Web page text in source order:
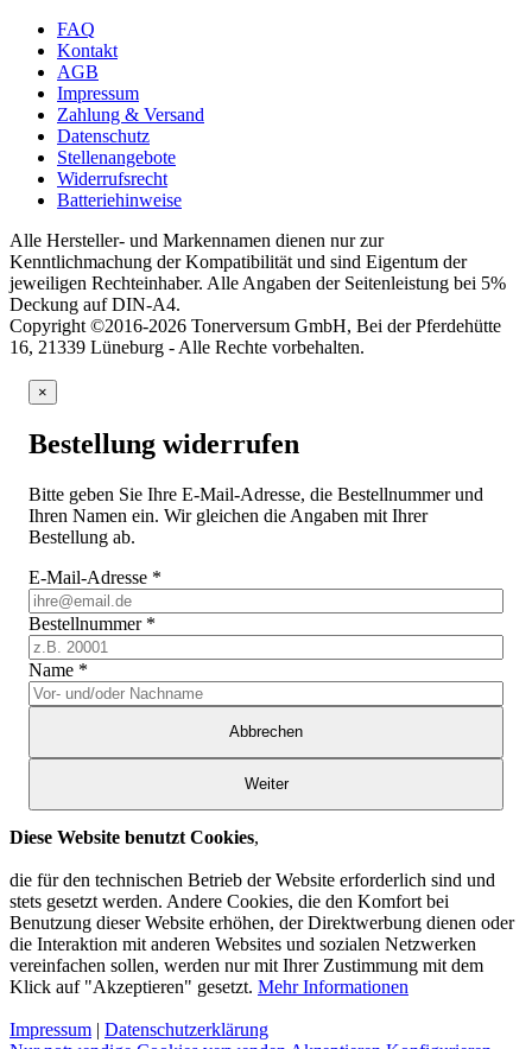
FAQ
Kontakt
AGB
Impressum
Zahlung & Versand
Datenschutz
Stellenangebote
Widerrufsrecht
Batteriehinweise
Alle Hersteller- und Markennamen dienen nur zur
Kenntlichmachung der Kompatibilität und sind Eigentum der
jeweiligen Rechteinhaber. Alle Angaben der Seitenleistung bei 5%
Deckung auf DIN-A4.
Copyright ©2016-2026 Tonerversum GmbH, Bei der Pferdehütte
16, 21339 Lüneburg - Alle Rechte vorbehalten.
×
Bestellung widerrufen
Bitte geben Sie Ihre E-Mail-Adresse, die Bestellnummer und
Ihren Namen ein. Wir gleichen die Angaben mit Ihrer
Bestellung ab.
E-Mail-Adresse *
Bestellnummer *
Name *
Abbrechen
Weiter
Diese Website benutzt Cookies,
die für den technischen Betrieb der Website erforderlich sind und
stets gesetzt werden. Andere Cookies, die den Komfort bei
Benutzung dieser Website erhöhen, der Direktwerbung dienen oder
die Interaktion mit anderen Websites und sozialen Netzwerken
vereinfachen sollen, werden nur mit Ihrer Zustimmung mit dem
Klick auf "Akzeptieren" gesetzt. Mehr Informationen
Impressum | Datenschutzerklärung